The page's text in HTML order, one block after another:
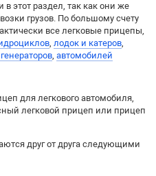
в этот раздел, так как они же
грузов. По большому счету
все легковые прицепы,
, лодок и катеров,
, автомобилей
для легкового автомобиля,
легковой прицеп или прицеп
друг от друга следующими